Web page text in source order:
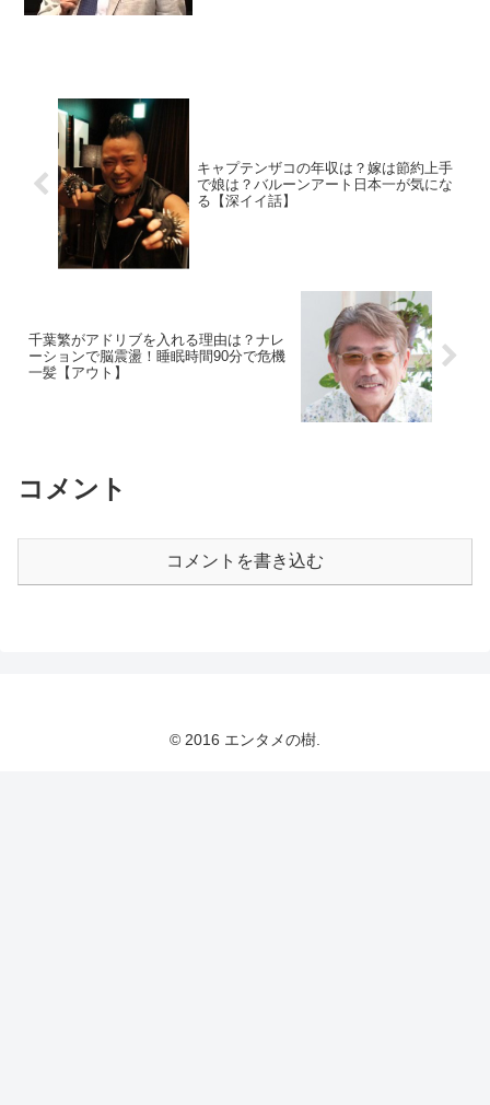
キャプテンザコの年収は？嫁は節約上手
で娘は？バルーンアート日本一が気にな
る【深イイ話】
千葉繁がアドリブを入れる理由は？ナレ
ーションで脳震盪！睡眠時間90分で危機
一髪【アウト】
コメント
コメントを書き込む
© 2016 エンタメの樹.